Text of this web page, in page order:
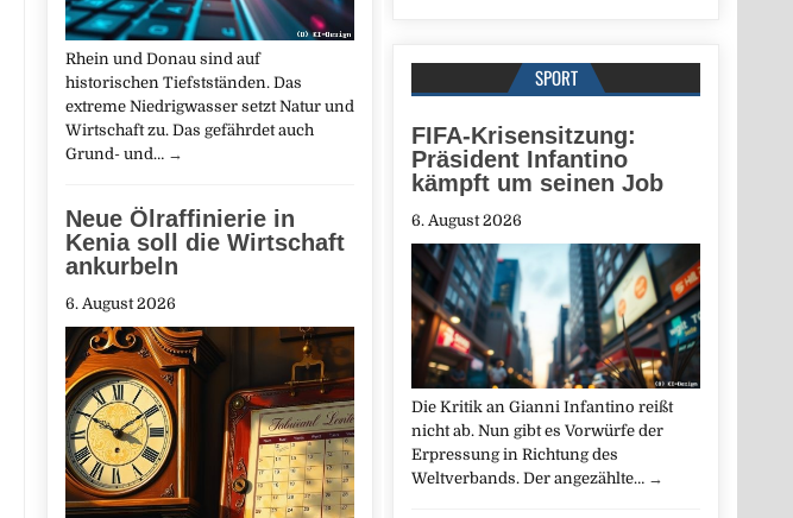
SPORT
FIFA-Krisensitzung:
Präsident Infantino
kämpft um seinen Job
6. August 2026
Die Kritik an Gianni Infantino reißt
nicht ab. Nun gibt es Vorwürfe der
Erpressung in Richtung des
Weltverbands. Der angezählte… →
Rhein und Donau sind auf
historischen Tiefstständen. Das
extreme Niedrigwasser setzt Natur und
Wirtschaft zu. Das gefährdet auch
Grund- und… →
Neue Ölraffinierie in
Kenia soll die Wirtschaft
ankurbeln
6. August 2026